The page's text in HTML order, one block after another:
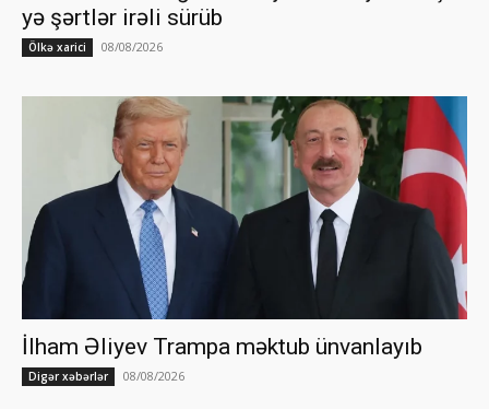
yə şərtlər irəli sürüb
Ölkə xarici 08/08/2026
İlham Əliyev Trampa məktub ünvanlayıb
Digər xəbərlər 08/08/2026